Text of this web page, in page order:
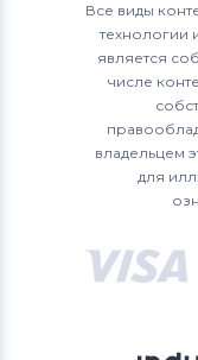
Все виды
технологии
является
числе
владельцем
для